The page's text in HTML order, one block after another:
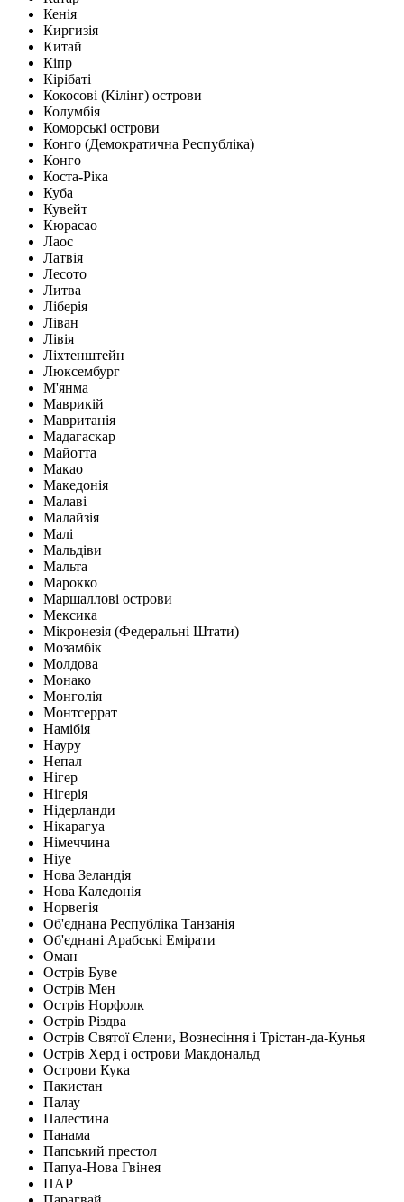
Кенія
Киргизія
Китай
Кіпр
Кірібаті
Кокосові (Кілінг) острови
Колумбія
Коморські острови
Конго (Демократична Республіка)
Конго
Коста-Ріка
Куба
Кувейт
Кюрасао
Лаос
Латвія
Лесото
Литва
Ліберія
Ліван
Лівія
Ліхтенштейн
Люксембург
М'янма
Маврикій
Мавританія
Мадагаскар
Майотта
Макао
Македонія
Малаві
Малайзія
Малі
Мальдіви
Мальта
Марокко
Маршаллові острови
Мексика
Мікронезія (Федеральні Штати)
Мозамбік
Молдова
Монако
Монголія
Монтсеррат
Намібія
Науру
Непал
Нігер
Нігерія
Нідерланди
Нікарагуа
Німеччина
Ніуе
Нова Зеландія
Нова Каледонія
Норвегія
Об'єднана Республіка Танзанія
Об'єднані Арабські Емірати
Оман
Острів Буве
Острів Мен
Острів Норфолк
Острів Різдва
Острів Святої Єлени, Вознесіння і Трістан-да-Кунья
Острів Херд і острови Макдональд
Острови Кука
Пакистан
Палау
Палестина
Панама
Папський престол
Папуа-Нова Гвінея
ПАР